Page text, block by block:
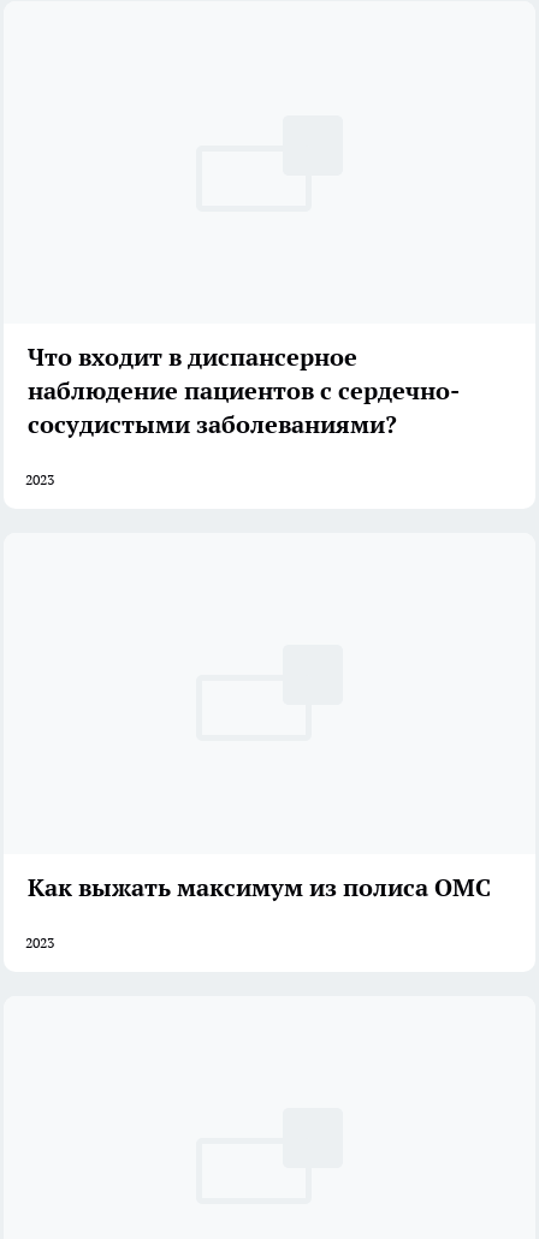
Что входит в диспансерное
наблюдение пациентов с сердечно-
сосудистыми заболеваниями?
2023
Как выжать максимум из полиса ОМС
2023